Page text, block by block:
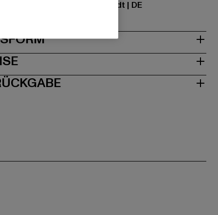
7 | 64372 Ober-Ramstadt | DE
PASSFORM